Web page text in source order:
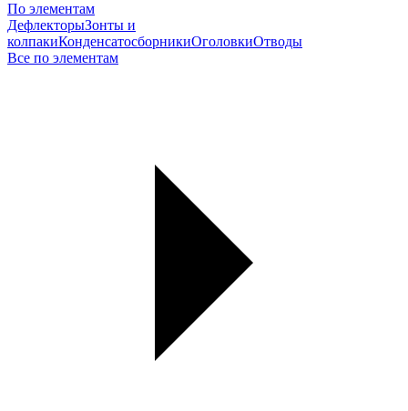
По элементам
ДефлекторыЗонты и
колпакиКонденсатосборникиОголовкиОтводы
Все по элементам